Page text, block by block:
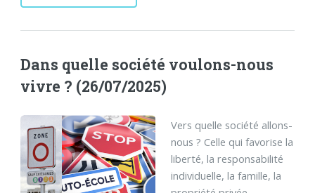
Dans quelle société voulons-nous
vivre ? (26/07/2025)
Vers quelle société allons-
nous ? Celle qui favorise la
liberté, la responsabilité
individuelle, la famille, la